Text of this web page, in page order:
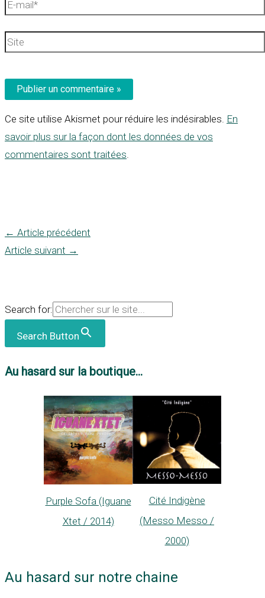
Site
Ce site utilise Akismet pour réduire les indésirables. En
savoir plus sur la façon dont les données de vos
commentaires sont traitées
← Article précédent
Article suivant →
Search for:
Search Button
Au hasard sur la boutique...
Purple Sofa (Iguane
Xtet / 2014)
Cité Indigène
(Messo Messo /
2000)
Au hasard sur notre chaine